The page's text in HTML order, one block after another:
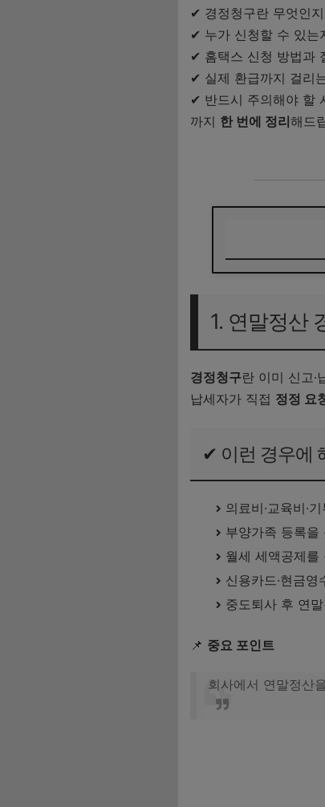
✔ 경정청구란 무엇인지
✔ 누가 신청할 수 있는
✔ 홈택스 신청 방법과
✔ 실제 환급까지 걸리
✔ 반드시 주의해야 할
까지 한 번에 정리해드
2. 연말정산
4. 경정청구
5. 경정청구
자주 묻는 질
마무리 정리
함께 보면 좋
로가기의료비
1. 연말정산
경정청구란 이미 신고·
납세자가 직접 정정 요
✔ 이런 경우에
의료비·교육비·
부양가족 등록을
월세 세액공제를
신용카드·현금
중도퇴사 후 연
📌 중요 포인트
회사에서 연말정산